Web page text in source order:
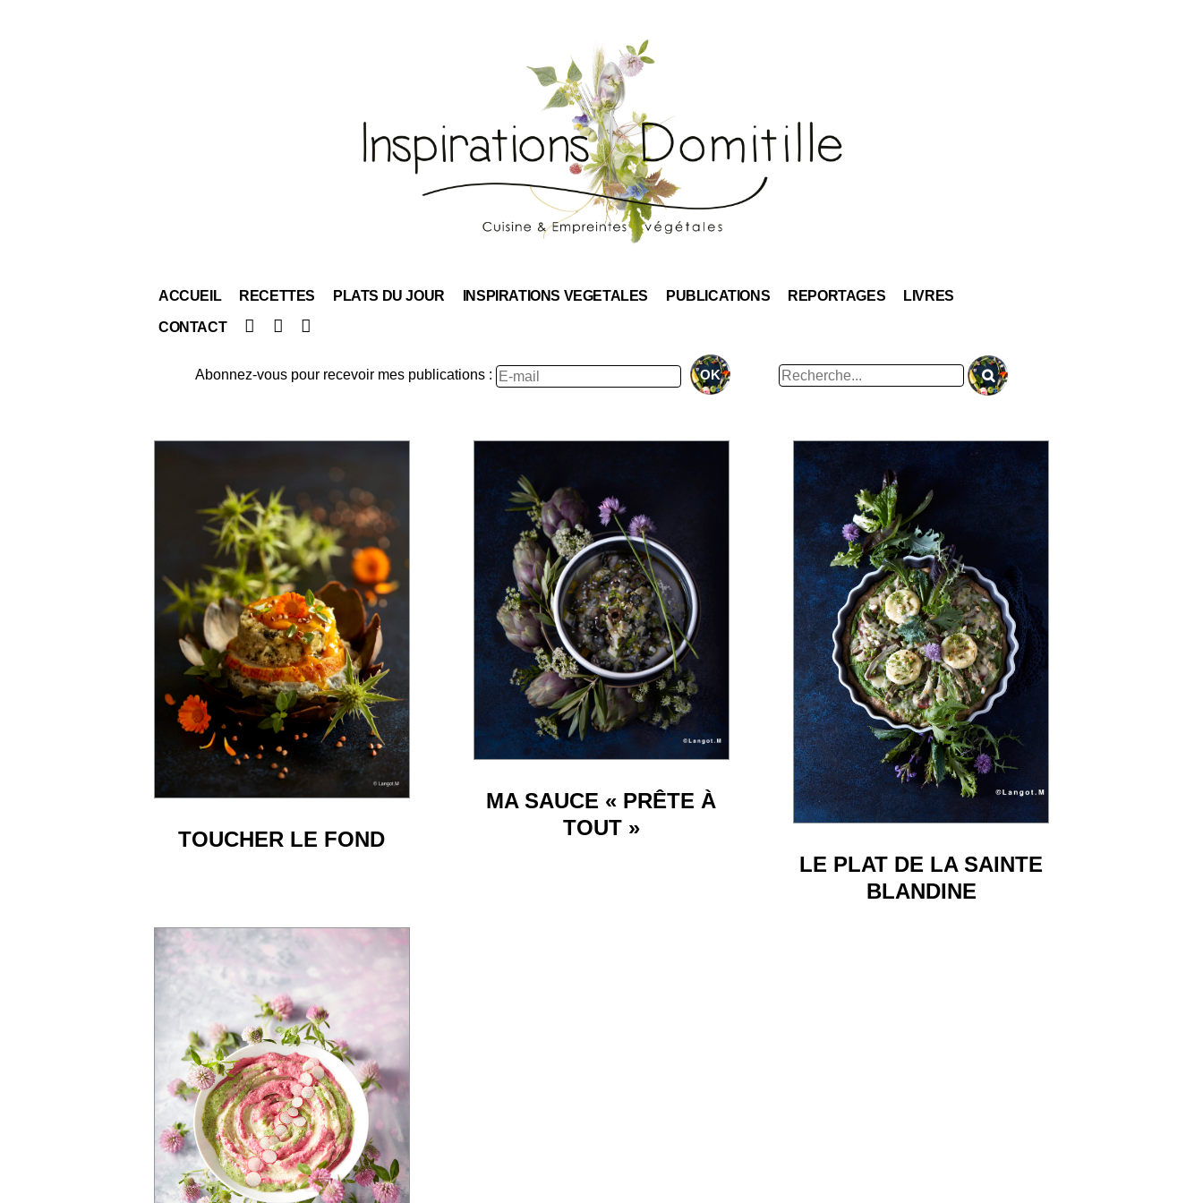
Skip
to
content
ACCUEIL RECETTES PLATS DU JOUR INSPIRATIONS VEGETALES PUBLICATIONS REPORTAGES LIVRES
CONTACT
Abonnez-vous pour recevoir mes publications :
Rechercher
:
TOUCHER LE FOND
MA SAUCE « PRÊTE À
TOUT »
LE PLAT DE LA SAINTE
BLANDINE